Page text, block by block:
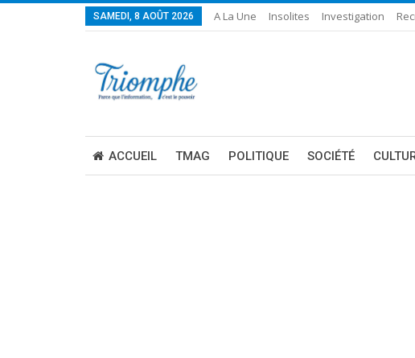
SAMEDI, 8 AOÛT 2026 A La Une Insolites Investigation
ACCUEIL TMAG POLITIQUE SOCIÉTÉ